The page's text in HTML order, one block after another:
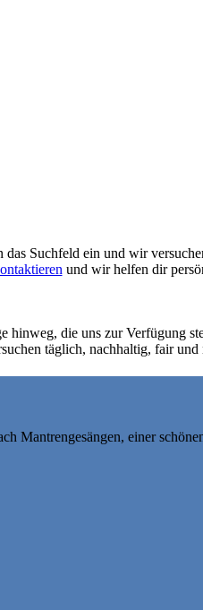
Suchfeld ein und wir
und wir helfen dir
die uns zur Verfügung
täglich, nachhaltig, fair und
einer